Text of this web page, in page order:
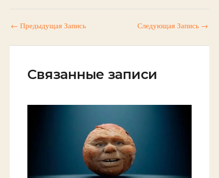
← Предыдущая Запись Следующая Запись →
Связанные записи